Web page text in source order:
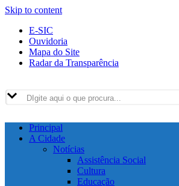
Skip to content
E-SIC
Ouvidoria
Mapa do Site
Radar da Transparência
Principal
A Cidade
Notícias
Assistência Social
Cultura
Educação